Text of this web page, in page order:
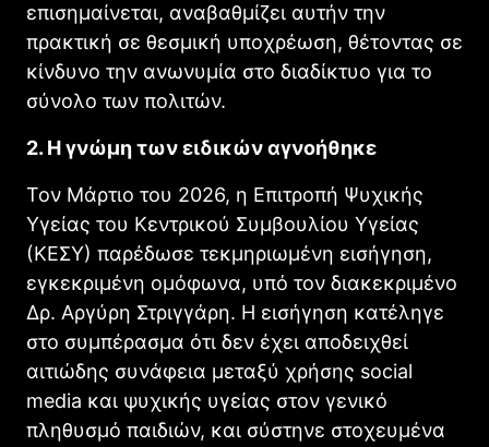
επισημαίνεται, αναβαθμίζει αυτήν την
πρακτική σε θεσμική υποχρέωση, θέτοντας σε
κίνδυνο την ανωνυμία στο διαδίκτυο για το
σύνολο των πολιτών.
2. Η γνώμη των ειδικών αγνοήθηκε
Τον Μάρτιο του 2026, η Επιτροπή Ψυχικής
Υγείας του Κεντρικού Συμβουλίου Υγείας
(ΚΕΣΥ) παρέδωσε τεκμηριωμένη εισήγηση,
εγκεκριμένη ομόφωνα, υπό τον διακεκριμένο
Δρ. Αργύρη Στριγγάρη. Η εισήγηση κατέληγε
στο συμπέρασμα ότι δεν έχει αποδειχθεί
αιτιώδης συνάφεια μεταξύ χρήσης social
media και ψυχικής υγείας στον γενικό
πληθυσμό παιδιών, και σύστηνε στοχευμένα